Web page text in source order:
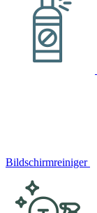
Bildschirmreiniger